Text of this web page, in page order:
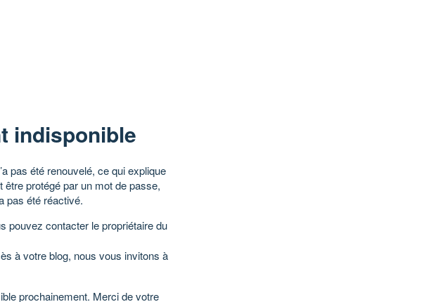
indisponible
pas été renouvelé, ce qui explique
protégé par un mot de passe,
pas été réactivé.
pouvez contacter le propriétaire du
à votre blog, nous vous invitons à
prochainement. Merci de votre